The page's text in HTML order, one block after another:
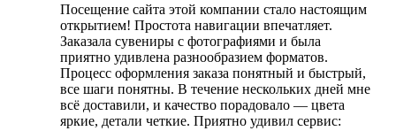
Посещение сайта этой компании стало настоящим
открытием! Простота навигации впечатляет.
Заказала сувениры с фотографиями и была
приятно удивлена разнообразием форматов.
Процесс оформления заказа понятный и быстрый,
все шаги понятны. В течение нескольких дней мне
всё доставили, и качество порадовало — цвета
яркие, детали четкие. Приятно удивил сервис: